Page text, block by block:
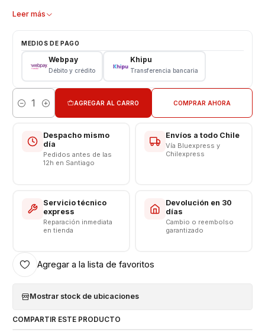
Tamaño de la Base: diámetro 42mm, altura 49mm
Largo del Cable = 1.0 Metro
Somos VENTAS ELECTRONICAS
Leer más
MEDIOS DE PAGO
Webpay
Débito y crédito
Khipu
Transferencia bancaria
Cantidad
AGREGAR AL CARRO COMPRAR AHORA
Despacho mismo
día
Pedidos antes de las
12h en Santiago
Envíos a todo Chile
Vía Bluexpress y
Chilexpress
Servicio técnico
express
Reparación inmediata
en tienda
Devolución en 30
días
Cambio o reembolso
garantizado
Agregar a la lista de favoritos
Mostrar stock de ubicaciones
COMPARTIR ESTE PRODUCTO